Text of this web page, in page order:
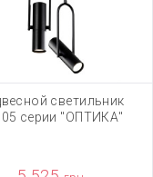
светильник
серии "ОПТИКА"